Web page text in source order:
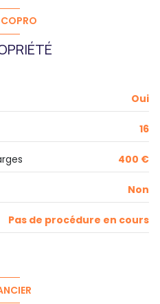
Aubin
Oui
16
400 €
Non
Pas de procédure en cours